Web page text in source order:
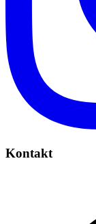
Kontakt